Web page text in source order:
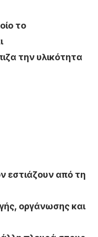
το
την υλικότητα
εστιάζουν από τη
οργάνωσης και